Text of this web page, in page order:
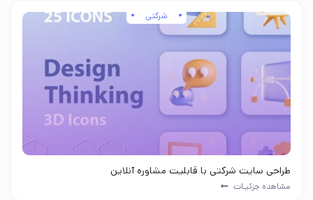
شرکتی
طراحی سایت شرکتی با قابلیت مشاوره آنلاین
مشاهده جزئیـات